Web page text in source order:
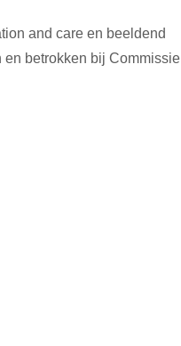
and care en beeldend
betrokken bij Commissie